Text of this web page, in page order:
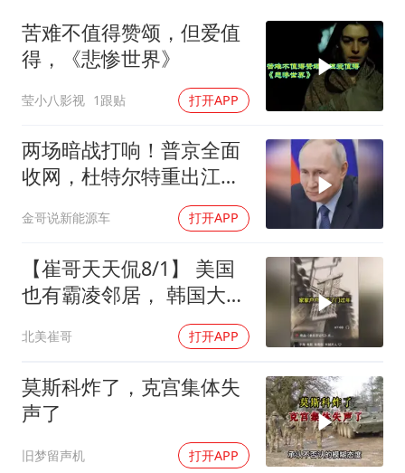
苦难不值得赞颂，但爱值
得，《悲惨世界》
莹小八影视 1跟贴 打开APP
两场暗战打响！普京全面
收网，杜特尔特重出江
湖，美国这两处战略支
点，哪个先崩？
金哥说新能源车 打开APP
【崔哥天天侃8/1】 美国
也有霸凌邻居， 韩国大爷
北美崔哥 打开APP
莫斯科炸了，克宫集体失
声了
旧梦留声机 打开APP